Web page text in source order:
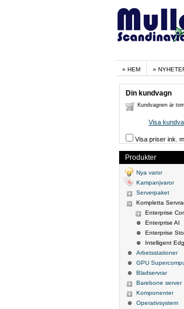
HEM
Din kundvagn
Kundvagnen är tom
Visa
Visa priser ink.
Produkter
Nya varor
Kampanjvaror
Serverpaket
Kompletta
Enterprise
Enterprise AI
Enterprise
Intelligent
Arbetsstationer
GPU
Bladservrar
Barebone server
Komponenter
Operativsystem